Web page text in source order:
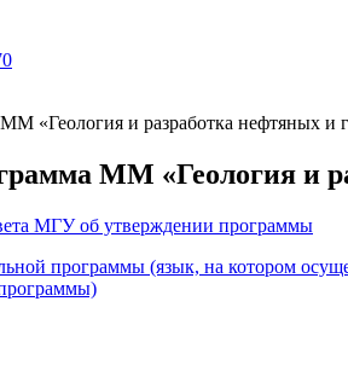
«Геология и разработка нефтяных и
ММ «Геология и
МГУ об утверждении программы
программы (язык, на котором